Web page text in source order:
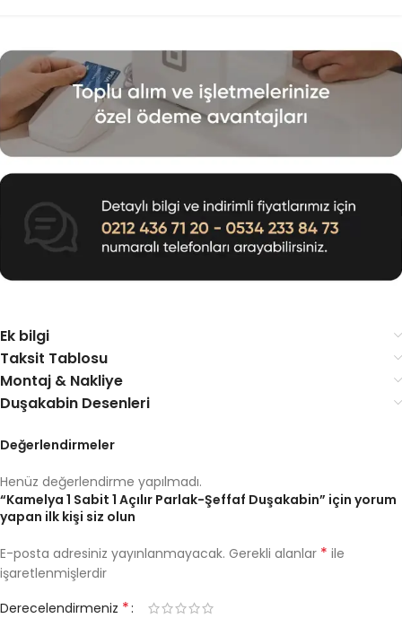
Ek bilgi
Taksit Tablosu
Montaj & Nakliye
Duşakabin Desenleri
Değerlendirmeler
Henüz değerlendirme yapılmadı.
“Kamelya 1 Sabit 1 Açılır Parlak-Şeffaf Duşakabin” için yorum
yapan ilk kişi siz olun
E-posta adresiniz yayınlanmayacak. Gerekli alanlar * ile
işaretlenmişlerdir
Derecelendirmeniz *